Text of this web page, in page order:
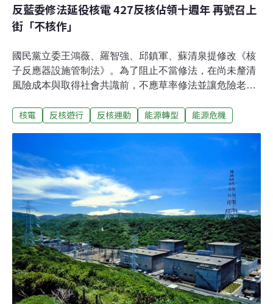
反藍委修法延役核電 427反核佔領十週年 再號召上
街「不核作」
國民黨立委王鴻薇、羅智強、邱鎮軍、蘇清泉提修改《核
子反應器設施管制法》。為了阻止不當修法，在尚未釐清
風險成本與取得社會共識前，不應草率修法並讓危險老舊
記者會，宣告將邀請300位公民，在4月27日下午在中山南
電延役 佔領行動」，目標重現2014年萬人佔領忠孝西路的
「公民不核作行動」。427反核佔領十週年 再號召上街
「不核作」2014年4月27日，為了終結核電並呼應林義雄
先生的絕食行動，廢核平台舉辦反核遊行，有5萬人走上
街頭，在台北車站前的忠孝西路展開和平靜坐行動，訴求
「終結核四，還權於民」。過程中被暴警鎮壓、水柱強制
驅離，直到第二天清晨，當時的馬政府方才承諾停建核
四。十年後國民黨立委卻預告將啟動提案，並修法放寬核
電延役的規範，王鴻薇更是在今年1月的記者會中表示，
為了解除能源危機，自己的政見
核電 反核遊行 反核運動 能源轉型 能源危機